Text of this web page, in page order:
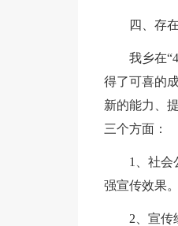
四、存
我乡在
得了可喜的
新的能力、
三个方面：
1、社会
强宣传效果。
2、宣传